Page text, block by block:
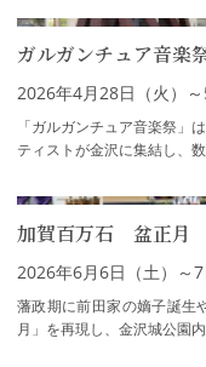
ガルガンチュア音楽
2026年4月28日（火）～
「ガルガンチュア音楽祭」
ティストが金沢に集結し、
加賀百万石 盆正月
2026年6月6日（土）～7
藩政期に前田家の嫡子誕生
月」を再現し、金沢城公園